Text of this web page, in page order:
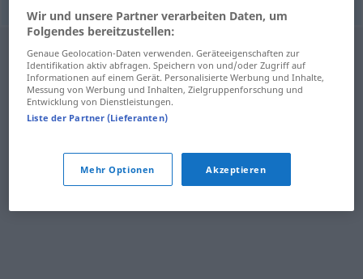
Wir und unsere Partner verarbeiten Daten, um
Folgendes bereitzustellen:
Genaue Geolocation-Daten verwenden. Geräteeigenschaften zur
Identifikation aktiv abfragen. Speichern von und/oder Zugriff auf
Informationen auf einem Gerät. Personalisierte Werbung und Inhalte,
Messung von Werbung und Inhalten, Zielgruppenforschung und
Entwicklung von Dienstleistungen.
Liste der Partner (Lieferanten)
Mehr Optionen Akzeptieren